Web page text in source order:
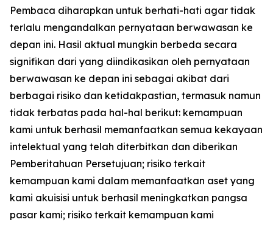
Pembaca diharapkan untuk berhati-hati agar tidak
terlalu mengandalkan pernyataan berwawasan ke
depan ini. Hasil aktual mungkin berbeda secara
signifikan dari yang diindikasikan oleh pernyataan
berwawasan ke depan ini sebagai akibat dari
berbagai risiko dan ketidakpastian, termasuk namun
tidak terbatas pada hal-hal berikut: kemampuan
kami untuk berhasil memanfaatkan semua kekayaan
intelektual yang telah diterbitkan dan diberikan
Pemberitahuan Persetujuan; risiko terkait
kemampuan kami dalam memanfaatkan aset yang
kami akuisisi untuk berhasil meningkatkan pangsa
pasar kami; risiko terkait kemampuan kami